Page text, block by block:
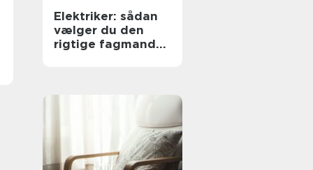
Elektriker: sådan
vælger du den
rigtige fagmand